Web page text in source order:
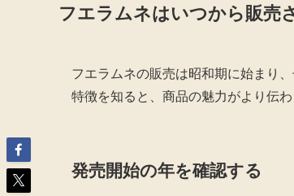
フエラムネはいつから販売
フエラムネの販売は昭和期に始まり
特徴を知ると、商品の魅力がより伝わ
発売開始の年を確認する